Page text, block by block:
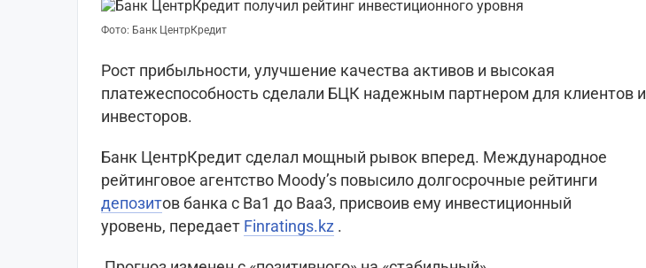
Фото: Банк ЦентрКредит
Рост прибыльности, улучшение качества активов и высокая
платежеспособность сделали БЦК надежным партнером для клиентов и
инвесторов.
Банк ЦентрКредит сделал мощный рывок вперед. Международное
рейтинговое агентство Moody’s повысило долгосрочные рейтинги
депозитов банка с Ba1 до Baa3, присвоив ему инвестиционный
уровень, передает Finratings.kz .